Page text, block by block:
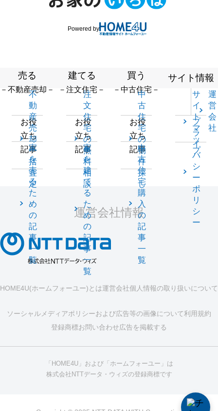
Powered by
売る
－不動産売却－
不
動
産
売
却
一
括
査
定
お役
立ち
記事
家
を
売
る
た
め
の
記
事
一
覧
建てる
－注文住宅－
注
文
住
宅
の
無
料
相
談
お役
立ち
記事
家
を
建
て
る
た
め
の
記
事
一
覧
買う
－中古住宅－
中
古
住
宅
の
物
件
探
し
お役
立ち
記事
中
古
住
宅
購
入
の
記
事
一
覧
サイト情報
サ
イ
ト
マ
ッ
プ
運
営
会
社
プ
ラ
イ
バ
シ
ー
ポ
リ
シ
ー
運営会社情報
HOME4U(ホームフォーユー)とは運営会社個人情報の取り扱いについて
ソーシャルメディアポリシーおよび広告等の画像について利用規約
登録商標お問い合わせ広告を掲載する
「HOME4U」および「ホームフォーユー」は
株式会社NTTデータ・ウィズの登録商標です